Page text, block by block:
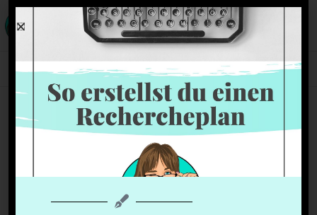
tanja
Natalia Anders 19. Juni 2020